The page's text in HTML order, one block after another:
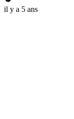
il y a 5 ans